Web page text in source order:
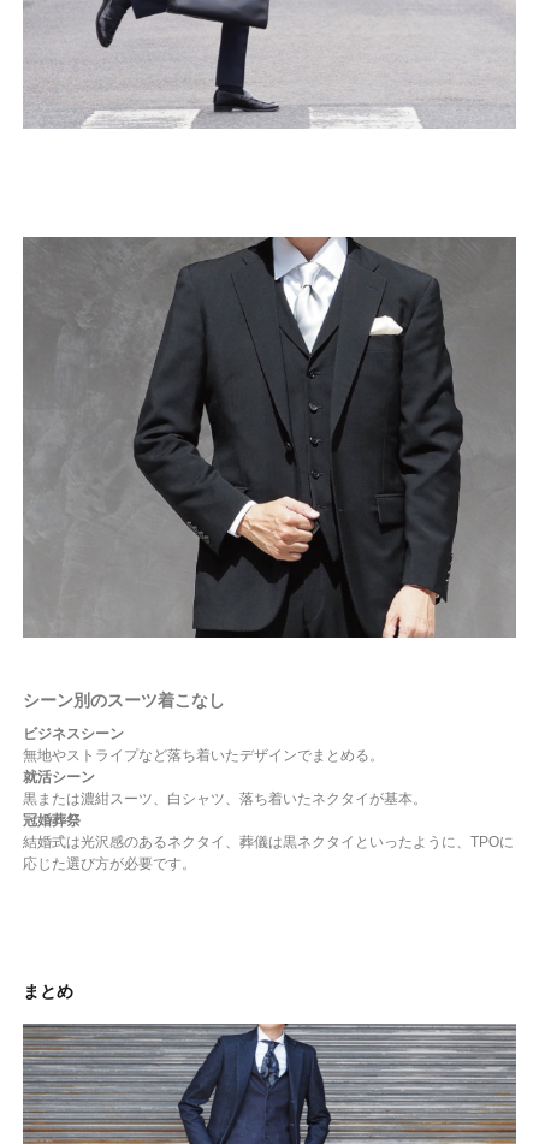
シーン別のスーツ着こなし
ビジネスシーン
無地やストライプなど落ち着いたデザインでまとめる。
就活シーン
黒または濃紺スーツ、白シャツ、落ち着いたネクタイが基本。
冠婚葬祭
結婚式は光沢感のあるネクタイ、葬儀は黒ネクタイといったように、TPOに
応じた選び方が必要です。
まとめ